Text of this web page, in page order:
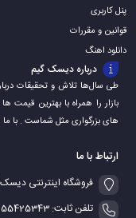
پنل کاربری
قوانین و مقررات
دانلود اهنگ
درباره دیسک گیم
طی سال‌ها تلاش و تحقیقات
بازار را همراه با بهترین
های بزرگواری مثل شماست . با ما
ارتباط با ما
فروشگاه اینترنتی
تلفن ثابت: 05155425343